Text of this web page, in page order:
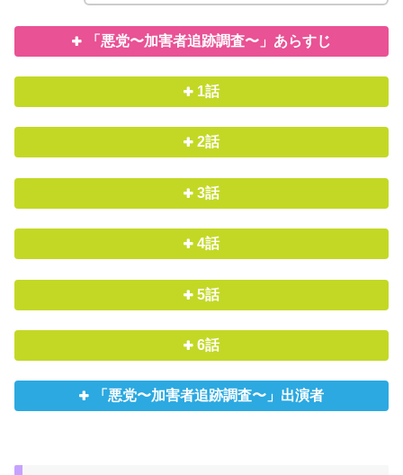
「悪党〜加害者追跡調査〜」あらすじ
1話
2話
3話
4話
5話
6話
「悪党〜加害者追跡調査〜」出演者